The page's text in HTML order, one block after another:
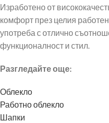
Изработено от
комфорт през целия
употреба с отлично
функционалност и стил.
Разгледайте още:
Облекло
Работно облекло
Шапки